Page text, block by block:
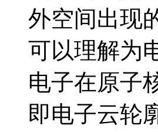
外空间出现
可以理解为
电子在原子
即电子云轮